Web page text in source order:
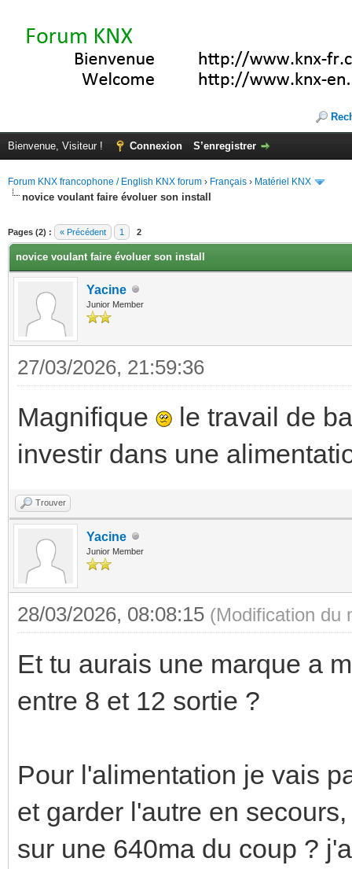
Bienvenue, Visiteur ! Connexion S’enregistrer
Forum KNX francophone / English KNX forum › Français › Matériel KNX
novice voulant faire évoluer son install
Pages (2) : « Précédent 1 2
novice voulant faire évoluer son install
Yacine
Junior Member
27/03/2026, 21:59:36
Magnifique
le travail de
investir dans une
Trouver
Yacine
Junior Member
28/03/2026, 08:08:15 (Modification du
Et tu aurais une marque a
entre 8 et 12 sortie ?
Pour l'alimentation je vais
et garder l'autre en
sur une 640ma du coup ?